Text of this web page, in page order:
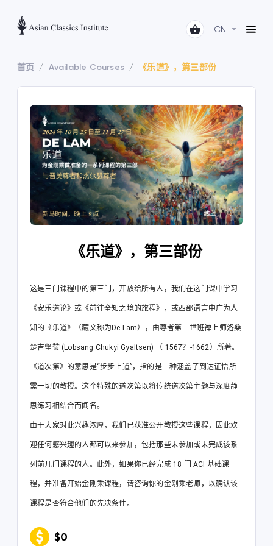
CN
首页 Available Courses 《乐道》，第三部份
《乐道》，第三部份
这是三门课程中的第三门，开放给所有人，我们在这门课中学习
《安乐道论》或《前往全知之境的旅程》，或西部语言中广为人
知的《乐道》（藏文称为De Lam），由尊者第一世班禅上师洛桑
楚吉坚赞 (Lobsang Chukyi Gyaltsen) （ 1567？-1662）所著。
《道次第》的意思是“步步上道”，指的是一种涵盖了到达证悟所
需一切的教授。这个特殊的道次第以将传统道次第主题与深度静
思练习相结合而闻名。
由于大家对此兴趣浓厚，我们已获准公开教授这些课程，因此欢
迎任何感兴趣的人都可以来参加，包括那些未参加或未完成该系
列前几门课程的人。此外，如果你已经完成 18 门 ACI 基础课
程，并准备开始金刚乘课程，请咨询你的金刚乘老师，以确认该
课程是否符合他们的先决条件。
$0